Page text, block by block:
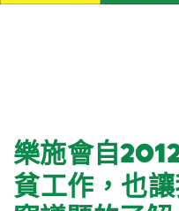
樂施會自
貧工作，也